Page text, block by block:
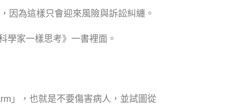
因為這樣只會迎來風險與訴訟糾纏。
學家一樣思考》一書裡面。
」，也就是不要傷害病人，並試圖從